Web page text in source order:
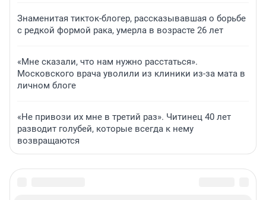
Знаменитая тикток-блогер, рассказывавшая о борьбе
с редкой формой рака, умерла в возрасте 26 лет
«Мне сказали, что нам нужно расстаться».
Московского врача уволили из клиники из-за мата в
личном блоге
«Не привози их мне в третий раз». Читинец 40 лет
разводит голубей, которые всегда к нему
возвращаются